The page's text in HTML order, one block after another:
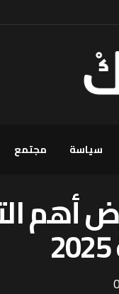
سياسة مجتمع
أهم